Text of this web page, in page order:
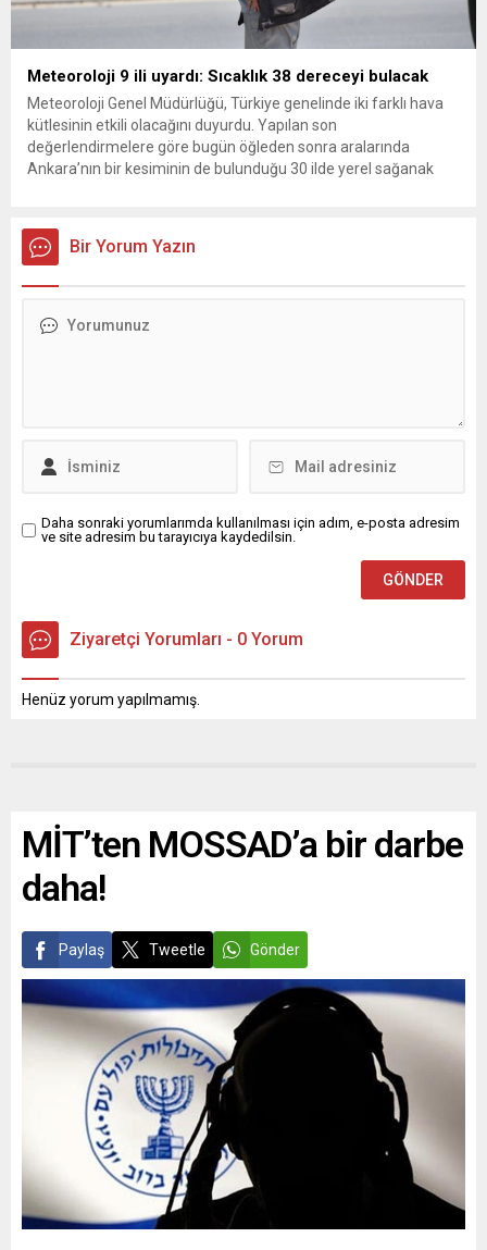
Meteoroloji 9 ili uyardı: Sıcaklık 38 dereceyi bulacak
Meteoroloji Genel Müdürlüğü, Türkiye genelinde iki farklı hava
kütlesinin etkili olacağını duyurdu. Yapılan son
değerlendirmelere göre bugün öğleden sonra aralarında
Ankara’nın bir kesiminin de bulunduğu 30 ilde yerel sağanak
üzerine çıkarak yaz değerlerine ulaşacak. Ayrıca...
Bir Yorum Yazın
Daha sonraki yorumlarımda kullanılması için adım, e-posta adresim
ve site adresim bu tarayıcıya kaydedilsin.
Ziyaretçi Yorumları - 0 Yorum
Henüz yorum yapılmamış.
MİT’ten MOSSAD’a bir darbe
daha!
Paylaş Tweetle Gönder